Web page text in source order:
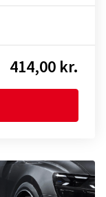
414,00 kr.